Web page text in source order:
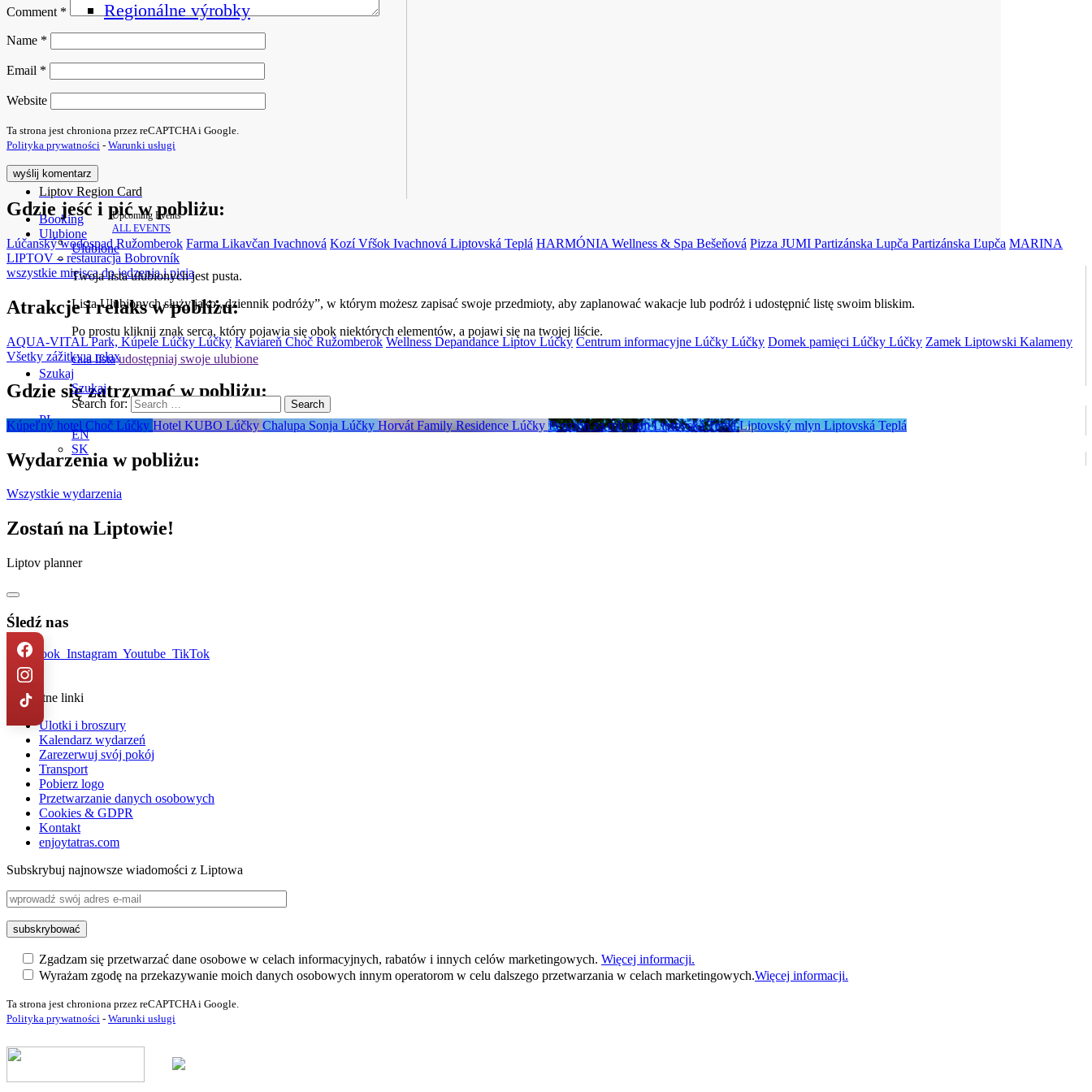
Regionálne výrobky
Upcoming Events
ALL EVENTS
Liptov Region Card
Booking
Ulubione
Ulubione
Twoja lista ulubionych jest pusta.
Lista Ulubionych służy jako „dziennik podróży”, w którym możesz zapisać swoje przedmioty, aby zaplanować wakacje lub podróż i udostępnić listę swoim bliskim.
Po prostu kliknij znak serca, który pojawia się obok niektórych elementów, a pojawi się na twojej liście.
cała lista udostępniaj swoje ulubione
Szukaj
Szukaj
Search for:
PL
EN
SK
Comment *
Name *
Email *
Website
Ta strona jest chroniona przez reCAPTCHA i Google.
Polityka prywatności - Warunki usługi
Gdzie jeść i pić w pobliżu:
Lúčanský wodospad Ružomberok Farma Likavčan Ivachnová Kozí Vŕšok Ivachnová Liptovská Teplá HARMÓNIA Wellness & Spa Bešeňová Pizza JUMI Partizánska Lupča Partizánska Ľupča MARINA
LIPTOV – restauracja Bobrovník
wszystkie miejsca do jedzenia i picia
Atrakcje i relaks w pobliżu:
AQUA-VITAL Park, Kúpele Lúčky Lúčky Kaviareň Choč Ružomberok Wellness Depandance Liptov Lúčky Centrum informacyjne Lúčky Lúčky Domek pamięci Lúčky Lúčky Zamek Liptowski Kalameny
Všetky zážitky a relax
Gdzie się zatrzymać w pobliżu:
Kúpeľný hotel Choč Lúčky Hotel KUBO Lúčky Chalupa Sonja Lúčky Horvát Family Residence Lúčky Penzión za mlynomLiptovská TepláLiptovský mlyn Liptovská Teplá
Wydarzenia w pobliżu:
Wszystkie wydarzenia
Zostań na Liptowie!
Liptov planner
Śledź nas
Facebook Instagram Youtube TikTok
Przydatne linki
Ulotki i broszury
Kalendarz wydarzeń
Zarezerwuj svój pokój
Transport
Pobierz logo
Przetwarzanie danych osobowych
Cookies & GDPR
Kontakt
enjoytatras.com
Subskrybuj najnowsze wiadomości z Liptowa
Zgadzam się przetwarzać dane osobowe w celach informacyjnych, rabatów i innych celów marketingowych. Więcej informacji.
Wyrażam zgodę na przekazywanie moich danych osobowych innym operatorom w celu dalszego przetwarzania w celach marketingowych.Więcej informacji.
Ta strona jest chroniona przez reCAPTCHA i Google.
Polityka prywatności - Warunki usługi